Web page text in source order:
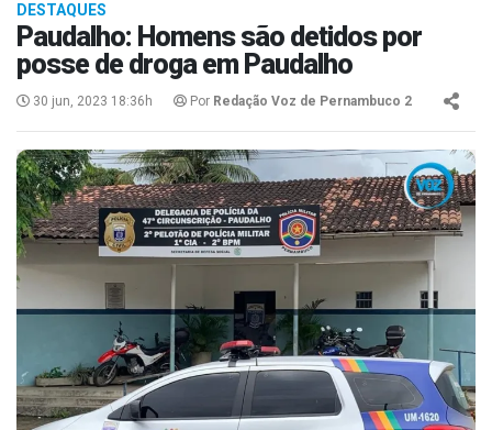
DESTAQUES
Paudalho: Homens são detidos por
posse de droga em Paudalho
30 jun, 2023 18:36h Por Redação Voz de Pernambuco 2